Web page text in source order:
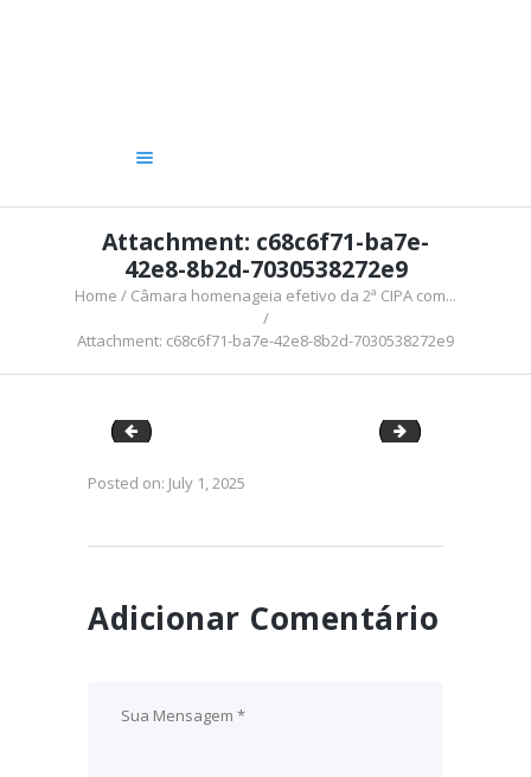
Attachment: c68c6f71-ba7e-
42e8-8b2d-7030538272e9
Home Câmara homenageia efetivo da 2ª CIPA com...
Attachment: c68c6f71-ba7e-42e8-8b2d-7030538272e9
OUVIDORIA
c1d52dad-3e67-42f9-8a06-34119df393f9c0616c77-1973-
Posted on: July 1, 2025
Adicionar Comentário